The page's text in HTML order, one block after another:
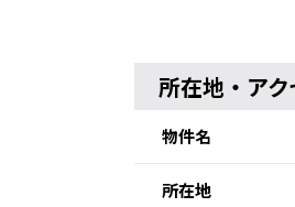
所在地・ア
物件名
所在地